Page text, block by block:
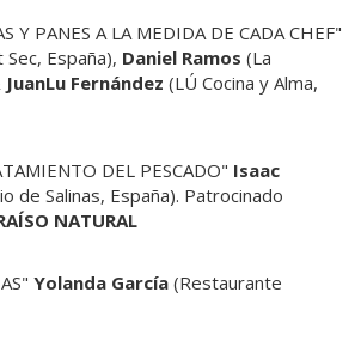
Y PANES A LA MEDIDA DE CADA CHEF"
Sec, España), Daniel Ramos (La
JuanLu Fernández (LÚ Cocina y Alma,
DEL PESCADO" Isaac
de Salinas, España). Patrocinado
NATURAL
Yolanda García (Restaurante